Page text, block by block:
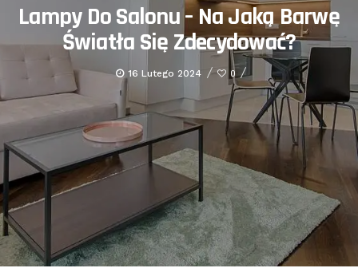
Lampy Do Salonu – Na Jaką Barwę
Światła Się Zdecydować?
16 Lutego 2024 0